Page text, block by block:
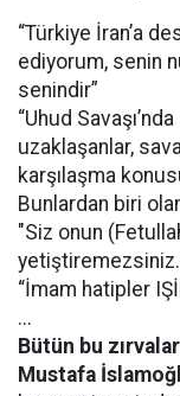
“Türkiye İran’a
ediyorum, senin
senindir”
“Uhud
uzaklaşanlar,
karşılaşma
Bunlardan biri
"Siz onun
“İmam hatipler
...
Bütün bu
Mustafa